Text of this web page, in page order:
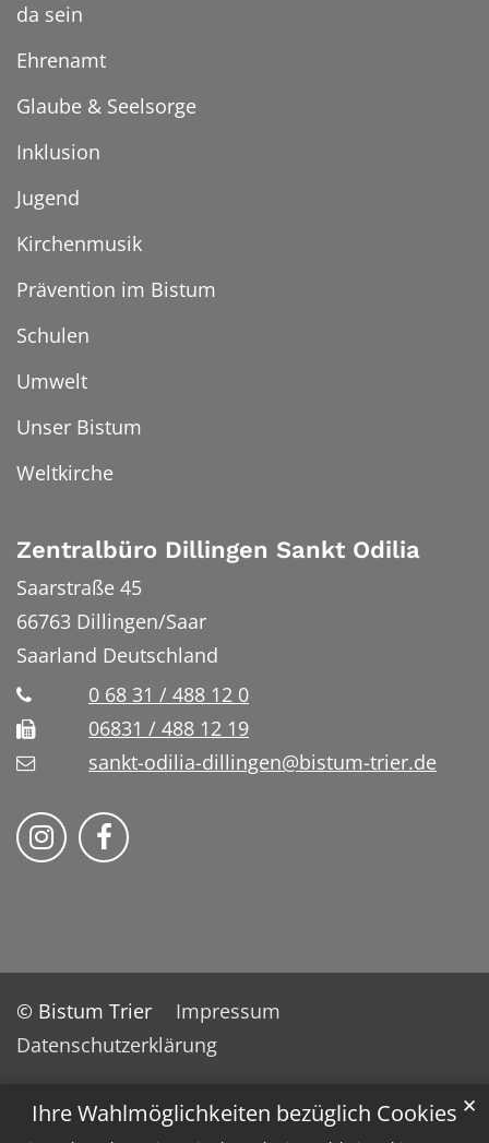
Ihre Wahlmöglichkeiten bezüglich Cookies ✕
da sein
Ehrenamt
Glaube & Seelsorge
Inklusion
Jugend
Kirchenmusik
Prävention im Bistum
Schulen
Umwelt
Unser Bistum
Weltkirche
Zentralbüro Dillingen Sankt Odilia
Saarstraße 45
66763 Dillingen/Saar
Saarland Deutschland
0 68 31 / 488 12 0
06831 / 488 12 19
sankt-odilia-dillingen@bistum-trier.de
Bistum Trier auf Instragram
Bistum Trier auf Facebook
© Bistum Trier
Impressum
Datenschutzerklärung